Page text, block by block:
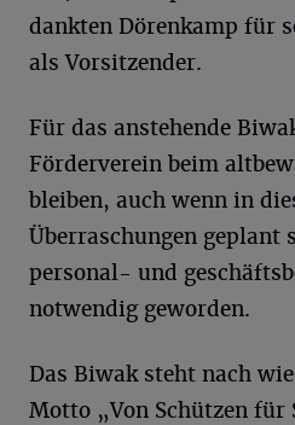
dankten Dörenkamp für
als Vorsitzender.
Für das anstehende
Förderverein beim
bleiben, auch wenn in
Überraschungen geplant
personal- und
notwendig geworden.
Das Biwak steht nach
Motto „Von Schützen für